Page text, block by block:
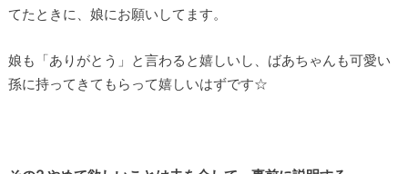
てたときに、娘にお願いしてます。
娘も「ありがとう」と言わると嬉しいし、ばあちゃんも可愛い
孫に持ってきてもらって嬉しいはずです☆